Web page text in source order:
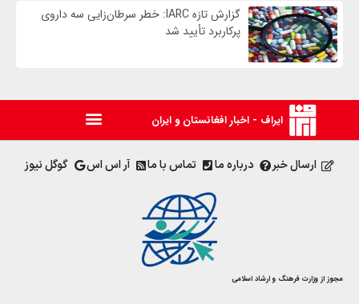
گزارش تازه IARC: خطر سرطان‌زایی سه داروی
پرکاربرد تأیید شد
ایراف - اخبار افغانستان و ایران
ارسال خبر درباره ما تماس با ما آر اس اس گوگل نیوز
مجوز از وزارت فرهنگ و ارشاد اسلامی